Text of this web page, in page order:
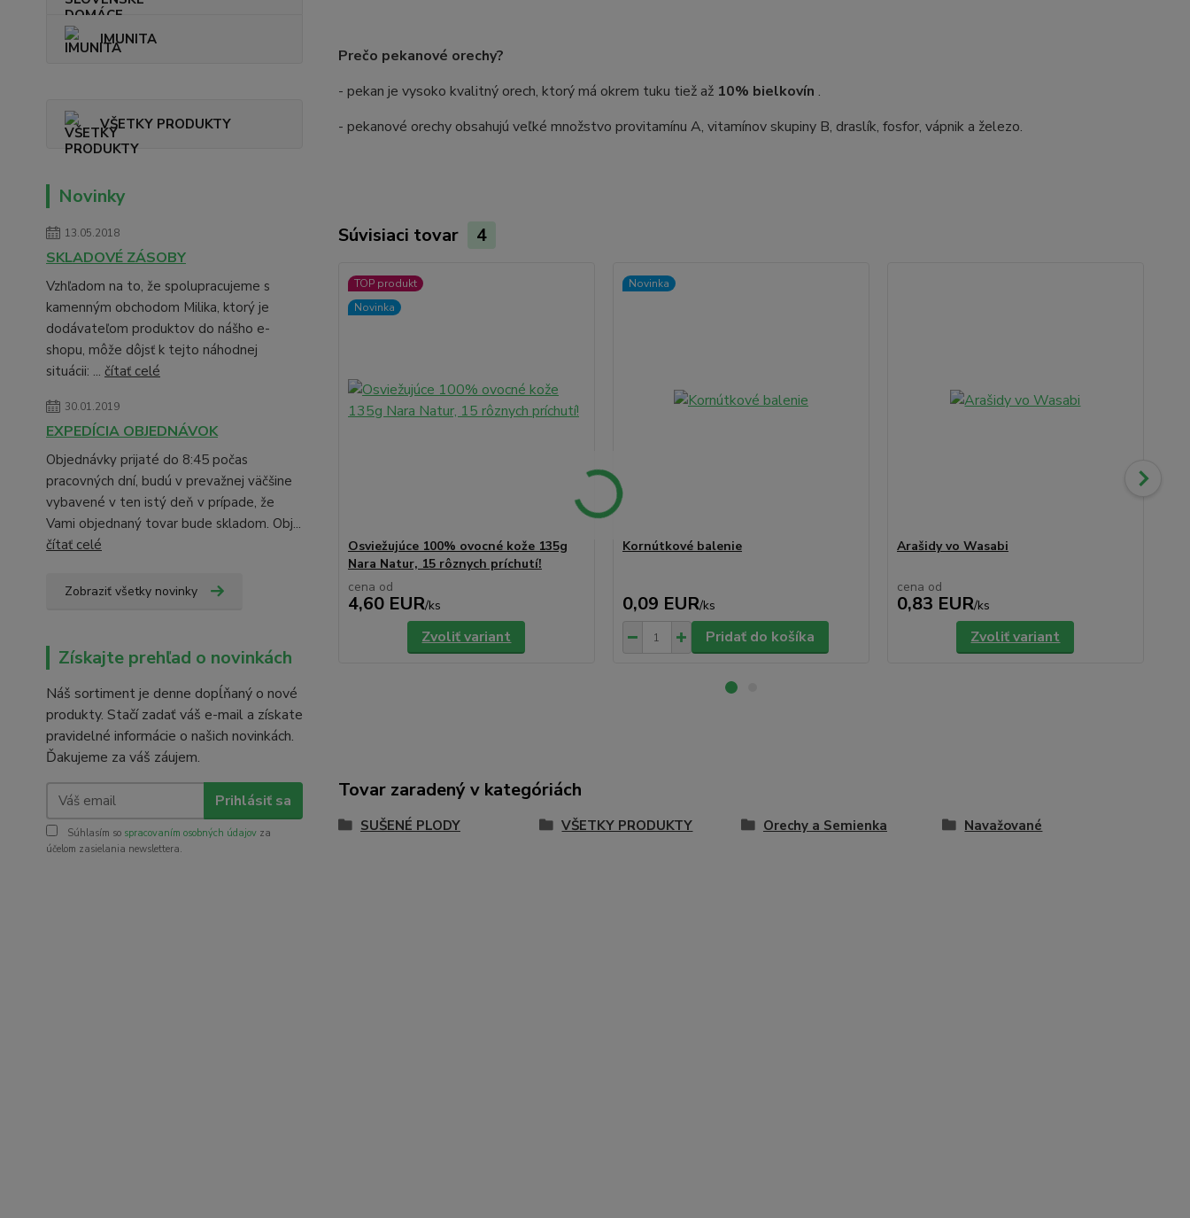
IMUNITA
VŠETKY PRODUKTY
Novinky
13.05.2018
SKLADOVÉ ZÁSOBY
Vzhľadom na to, že spolupracujeme s
kamenným obchodom Milika, ktorý je
dodávateľom produktov do nášho e-
shopu, môže dôjsť k tejto náhodnej
situácii: ... čítať celé
30.01.2019
EXPEDÍCIA OBJEDNÁVOK
Objednávky prijaté do 8:45 počas
pracovných dní, budú v prevažnej väčšine
vybavené v ten istý deň v prípade, že
Vami objednaný tovar bude skladom. Obj...
čítať celé
Zobraziť všetky novinky
Získajte prehľad o novinkách
Náš sortiment je denne dopĺňaný o nové
produkty. Stačí zadať váš e-mail a získate
pravidelné informácie o našich novinkách.
Ďakujeme za váš záujem.
Prihlásiť sa
Súhlasím so spracovaním osobných údajov za
účelom zasielania newslettera.
Prečo pekanové orechy?
- pekan je vysoko kvalitný orech, ktorý má okrem tuku tiež až 10% bielkovín .
- pekanové orechy obsahujú veľké množstvo provitamínu A, vitamínov skupiny B, draslík, fosfor, vápnik a železo.
Súvisiaci tovar 4
TOP produkt
Novinka
Osviežujúce 100% ovocné kože 135g
Nara Natur, 15 rôznych príchutí!
cena od
4,60 EUR/ks
Zvoliť variant
Novinka
Kornútkové balenie
0,09 EUR/ks
Pridať do košíka
Arašidy vo Wasabi
cena od
0,83 EUR/ks
Zvoliť variant
Tovar zaradený v kategóriách
SUŠENÉ PLODY VŠETKY PRODUKTY Orechy a Semienka Navažované